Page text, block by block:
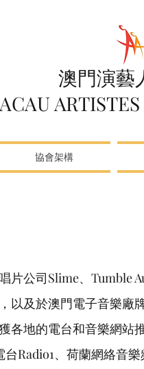
澳門演藝
協會架構
公司Slime、Tumble
以及於澳門電子音樂廠
各地的電台和音樂網站
Radio1、荷蘭網絡音